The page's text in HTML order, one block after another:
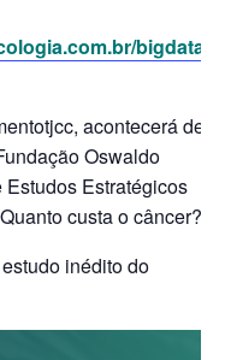
bigdata/
acontecerá de
Oswaldo
Estratégicos
custa o câncer?”.
inédito do